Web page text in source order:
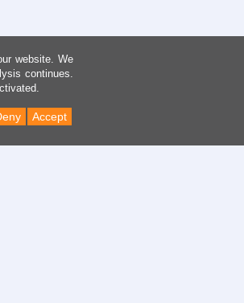
website. We
continues.
Accept